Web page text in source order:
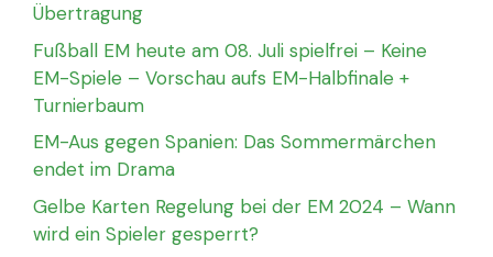
Übertragung
Fußball EM heute am 08. Juli spielfrei – Keine
EM-Spiele – Vorschau aufs EM-Halbfinale +
Turnierbaum
EM-Aus gegen Spanien: Das Sommermärchen
endet im Drama
Gelbe Karten Regelung bei der EM 2024 – Wann
wird ein Spieler gesperrt?